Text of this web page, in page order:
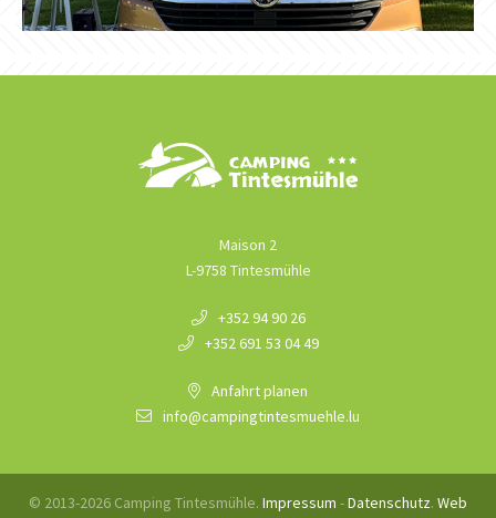
Maison 2
L-9758 Tintesmühle
+352 94 90 26
+352 691 53 04 49
Anfahrt planen
info@campingtintesmuehle.lu
© 2013-2026 Camping Tintesmühle. Impressum -Datenschutz. Web